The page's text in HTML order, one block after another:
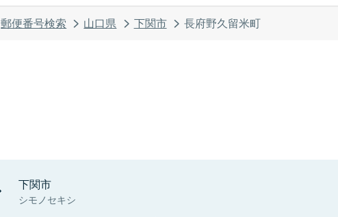
郵便番号検索 山口県 下関市 長府野久留米町
下関市
シモノセキシ